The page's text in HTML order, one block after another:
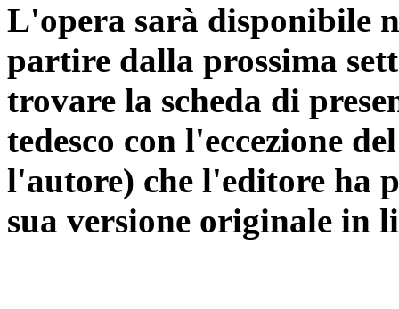
L'opera sarà disponibile
partire dalla prossima
trovare la scheda di
tedesco con l'eccezione
l'autore) che l'editore ha
sua versione originale in